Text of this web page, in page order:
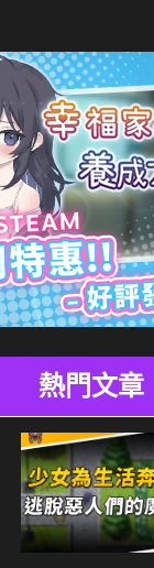
熱門文章